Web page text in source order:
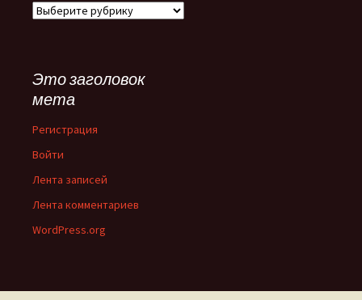
Рубрики
Это заголовок
мета
Регистрация
Войти
Лента записей
Лента комментариев
WordPress.org